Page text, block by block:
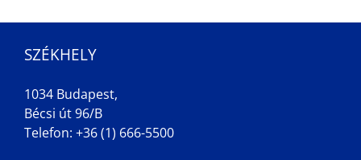
SZÉKHELY
1034 Budapest,
Bécsi út 96/B
Telefon: +36 (1) 666-5500